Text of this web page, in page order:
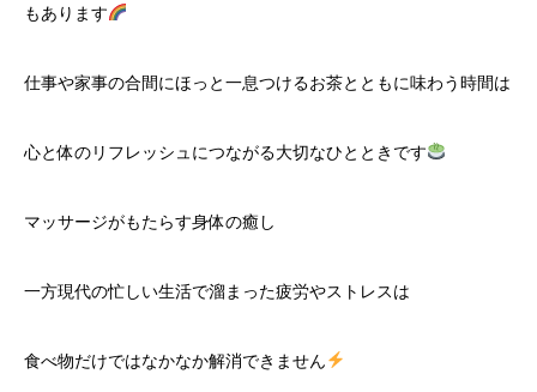
もあります
仕事や家事の合間にほっと一息つけるお茶とともに味わう時間は
心と体のリフレッシュにつながる大切なひとときです
マッサージがもたらす身体の癒し
一方現代の忙しい生活で溜まった疲労やストレスは
食べ物だけではなかなか解消できません